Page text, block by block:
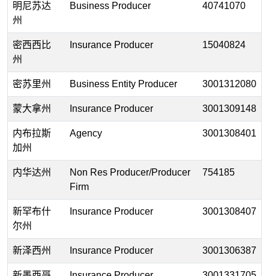
明尼苏达
州
Business Producer 40741070
密西西比
州
Insurance Producer 15040824
密苏里州 Business Entity Producer 3001312080
蒙大拿州 Insurance Producer 3001309148
内布拉斯
加州
Agency 3001308401
内华达州
Non Res Producer/Producer
Firm
754185
新罕布什
尔州
Insurance Producer 3001308407
新泽西州 Insurance Producer 3001306387